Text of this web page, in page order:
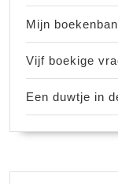
Mijn
Vijf boekige
Een duwtje in